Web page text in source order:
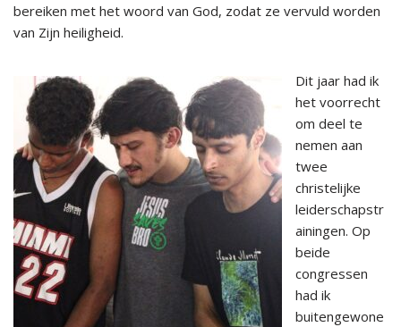
bereiken met het woord van God, zodat ze vervuld worden
van Zijn heiligheid.
Dit jaar had ik
het voorrecht
om deel te
nemen aan
twee
christelijke
leiderschapstr
ainingen. Op
beide
congressen
had ik
buitengewone